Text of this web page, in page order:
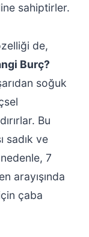
sahiptirler.
de,
Burç?
soğuk
Bu
sadık ve
7
arayışında
çaba